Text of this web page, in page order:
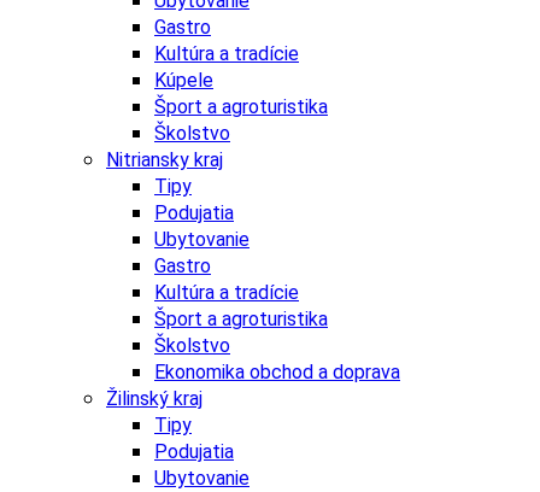
Gastro
Kultúra a tradície
Kúpele
Šport a agroturistika
Školstvo
Nitriansky kraj
Tipy
Podujatia
Ubytovanie
Gastro
Kultúra a tradície
Šport a agroturistika
Školstvo
Ekonomika obchod a doprava
Žilinský kraj
Tipy
Podujatia
Ubytovanie